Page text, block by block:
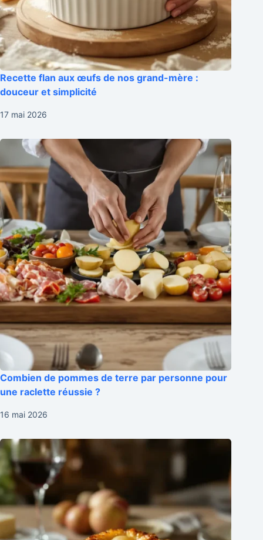
Recette flan aux œufs de nos grand-mère :
douceur et simplicité
17 mai 2026
Combien de pommes de terre par personne pour
une raclette réussie ?
16 mai 2026